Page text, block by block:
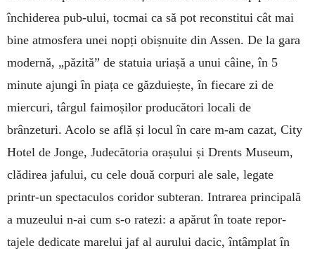
închiderea pub-ului, tocmai ca să pot re­constitui cât mai
bine atmosfera unei nopți obiș­nuite din Assen. De la gara
modernă, „păzită” de sta­tuia uriașă a unui câine, în 5
minute ajungi în piața ce găzduiește, în fiecare zi de
miercuri, târgul fai­mo­șilor producători locali de
brânzeturi. Acolo se află și locul în care m-am cazat, City
Hotel de Jonge, Judecătoria orașului și Drents Museum,
clădirea jafului, cu cele două corpuri ale sale, legate
printr-un spectaculos coridor subteran. Intrarea principală
a muzeului n-ai cum s-o ratezi: a apărut în toate re­por­
tajele dedicate marelui jaf al aurului dacic, în­tâmplat în